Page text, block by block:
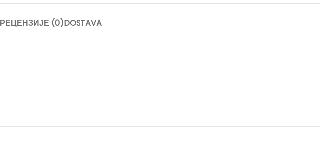
РЕЦЕНЗИЈЕ (0)DOSTAVA